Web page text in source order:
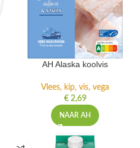
AH Alaska koolvis
Vlees, kip, vis, vega
€2,69
NAAR AH